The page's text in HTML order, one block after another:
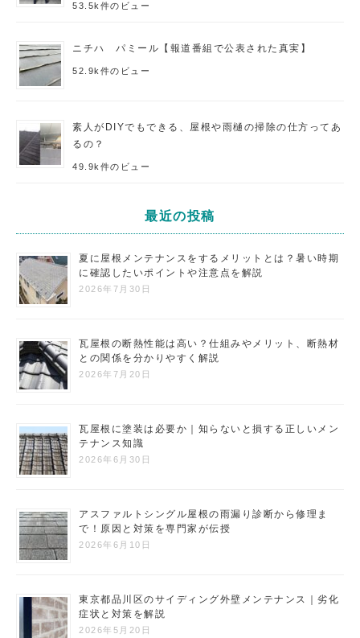
53.5k件のビュー
ニチハ パミール【報道番組で公表された真実】
52.9k件のビュー
素人がDIYでもできる、屋根や雨樋の掃除の仕方ってあ
るの？
49.9k件のビュー
最近の投稿
夏に屋根メンテナンスをするメリットとは？暑い時期
に確認したいポイントや注意点を解説
2026年7月30日
瓦屋根の断熱性能は高い？仕組みやメリット、断熱材
との関係を分かりやすく解説
2026年7月20日
瓦屋根に塗装は必要か｜知らないと損する正しいメン
テナンス知識
2026年6月30日
アスファルトシングル屋根の雨漏り診断から修理ま
で！原因と対策を専門家が伝授
2026年6月10日
東京都品川区のサイディング外壁メンテナンス｜劣化
症状と対策を解説
2026年5月20日